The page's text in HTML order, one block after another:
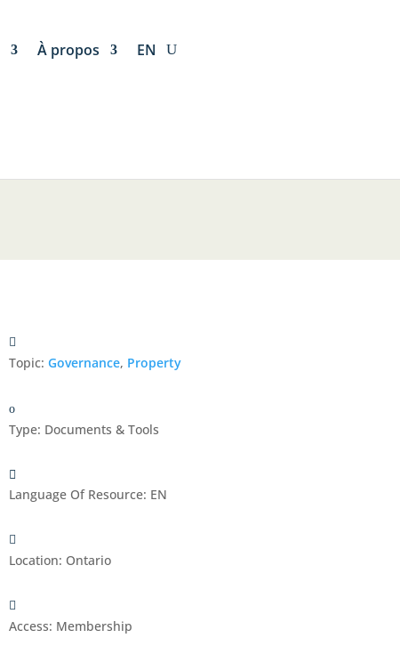
À propos EN
Topic: Governance, Property
Type: Documents & Tools
Language Of Resource: EN
Location: Ontario
Access: Membership